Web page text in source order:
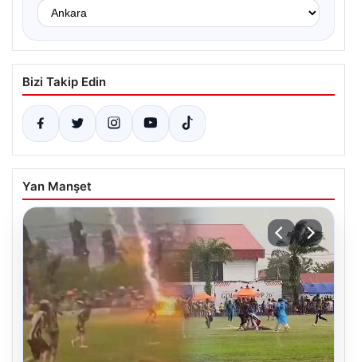
Bizi Takip Edin
Yan Manşet